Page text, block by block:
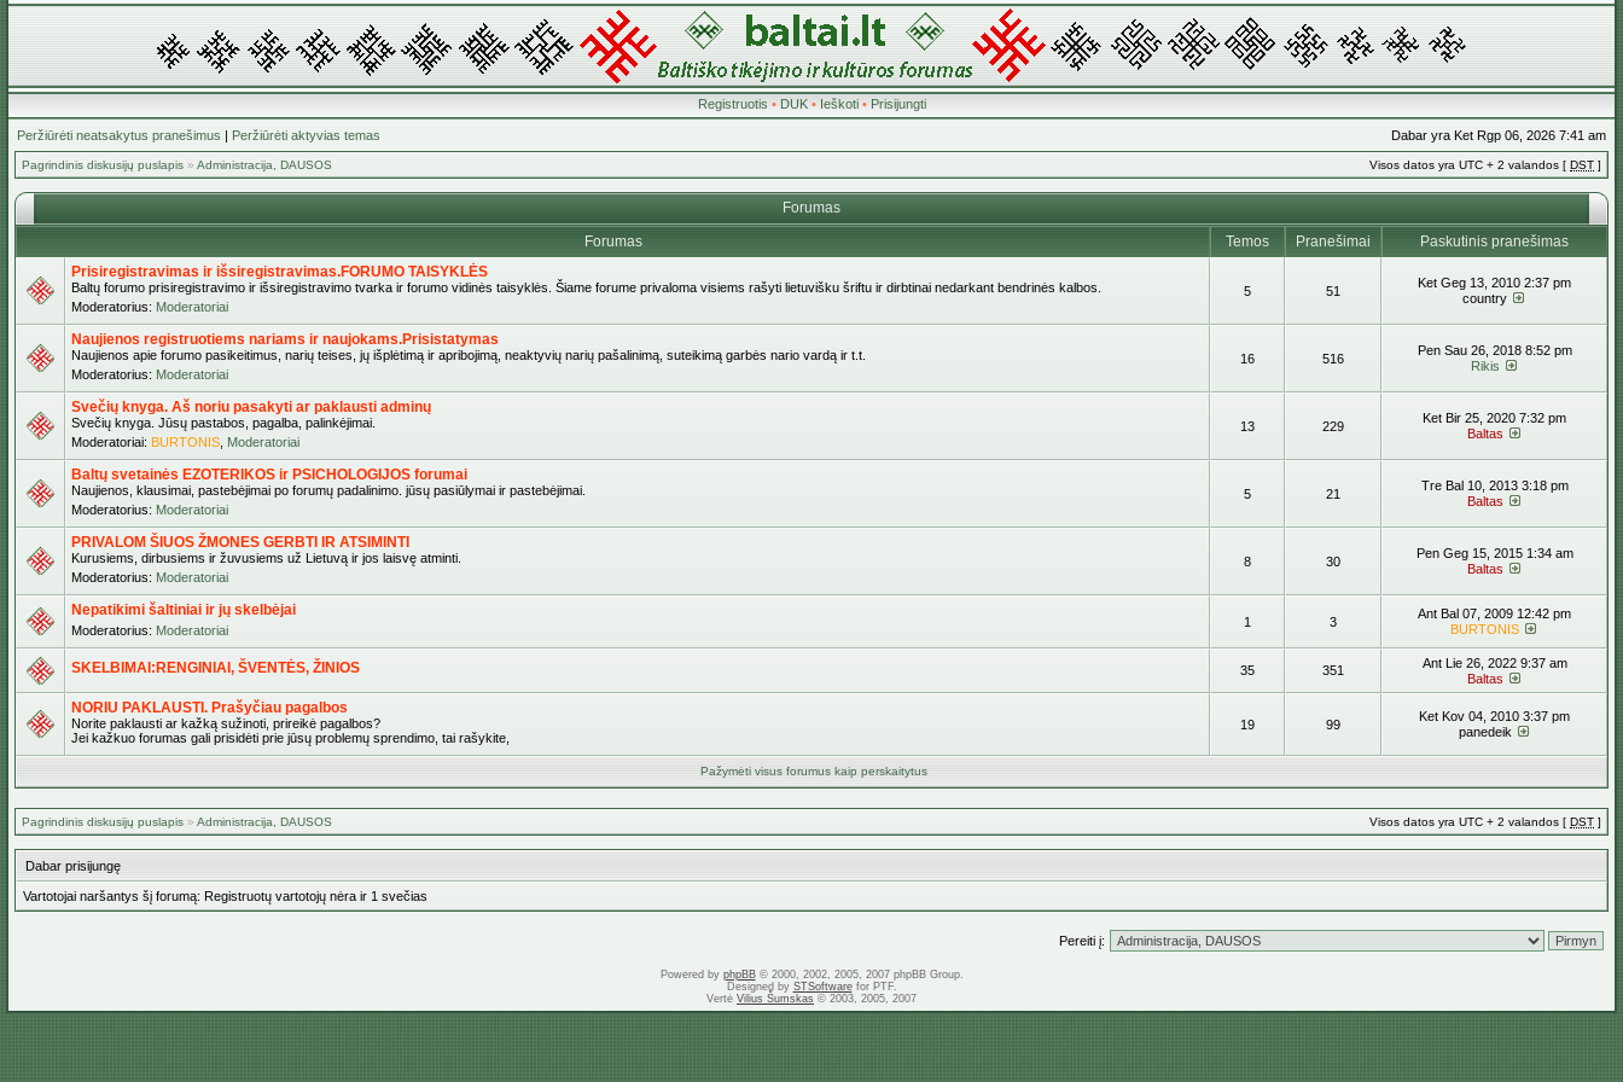
Registruotis • DUK• Ieškoti• Prisijungti
Peržiūrėti neatsakytus pranešimus | Peržiūrėti aktyvias temas Dabar yra Ket Rgp 06, 2026 7:41 am
Pagrindinis diskusijų puslapis » Administracija, DAUSOS Visos datos yra UTC + 2 valandos [ DST ]
Forumas
Forumas
Temos Pranešimai
Paskutinis pranešimas
Prisiregistravimas ir išsiregistravimas.FORUMO TAISYKLĖS
Baltų forumo prisiregistravimo ir išsiregistravimo tvarka ir forumo vidinės taisyklės. Šiame forume privaloma visiems rašyti lietuvišku šriftu ir dirbtinai nedarkant bendrinės kalbos.
Moderatorius: Moderatoriai
5 51
Ket Geg 13, 2010 2:37 pm
country
Naujienos registruotiems nariams ir naujokams.Prisistatymas
Naujienos apie forumo pasikeitimus, narių teises, jų išplėtimą ir apribojimą, neaktyvių narių pašalinimą, suteikimą garbės nario vardą ir t.t.
Moderatorius: Moderatoriai
16 516
Pen Sau 26, 2018 8:52 pm
Rikis
Svečių knyga. Aš noriu pasakyti ar paklausti adminų
Svečių knyga. Jūsų pastabos, pagalba, palinkėjimai.
Moderatoriai: BURTONIS Moderatoriai
13 229
Ket Bir 25, 2020 7:32 pm
Baltas
Baltų svetainės EZOTERIKOS ir PSICHOLOGIJOS forumai
Naujienos, klausimai, pastebėjimai po forumų padalinimo. jūsų pasiūlymai ir pastebėjimai.
Moderatorius: Moderatoriai
5 21
Tre Bal 10, 2013 3:18 pm
Baltas
PRIVALOM ŠIUOS ŽMONES GERBTI IR ATSIMINTI
Kurusiems, dirbusiems ir žuvusiems už Lietuvą ir jos laisvę atminti.
Moderatorius: Moderatoriai
8 30
Pen Geg 15, 2015 1:34 am
Baltas
Nepatikimi šaltiniai ir jų skelbėjai
Moderatorius: Moderatoriai
1 3
Ant Bal 07, 2009 12:42 pm
BURTONIS
SKELBIMAI:RENGINIAI, ŠVENTĖS, ŽINIOS 35 351
Ant Lie 26, 2022 9:37 am
Baltas
NORIU PAKLAUSTI. Prašyčiau pagalbos
Norite paklausti ar kažką sužinoti, prireikė pagalbos?
Jei kažkuo forumas gali prisidėti prie jūsų problemų sprendimo, tai rašykite,
19 99
Ket Kov 04, 2010 3:37 pm
panedeik
Pažymėti visus forumus kaip perskaitytus
Pagrindinis diskusijų puslapis » Administracija, DAUSOS Visos datos yra UTC + 2 valandos [ DST ]
Dabar prisijungę
Vartotojai naršantys šį forumą: Registruotų vartotojų nėra ir 1 svečias
Pereiti į:
Powered by phpBB© 2000, 2002, 2005, 2007 phpBB Group.
Designed by STSoftwarefor PTF.
Vertė Vilius Šumskas © 2003, 2005, 2007